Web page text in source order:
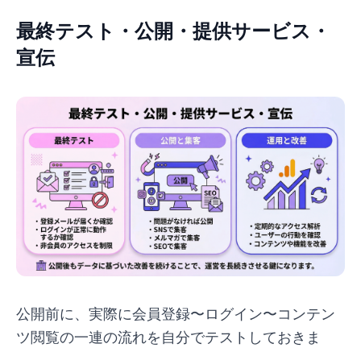
最終テスト・公開・提供サービス・
宣伝
公開前に、実際に会員登録〜ログイン〜コンテン
ツ閲覧の一連の流れを自分でテストしておきま